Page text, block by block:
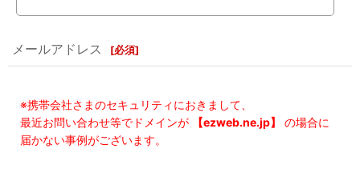
メールアドレス [必須]
※携帯会社さまのセキュリティにおきまして、
最近お問い合わせ等でドメインが
【ezweb.ne.jp】
の場合に
届かない事例がございます。